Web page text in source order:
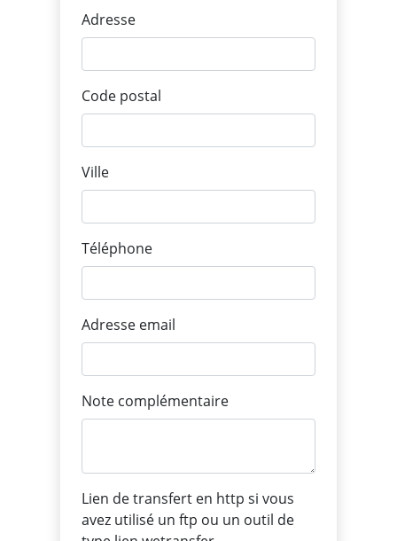
Adresse
Code postal
Ville
Téléphone
Adresse email
Note complémentaire
Lien de transfert en http si vous
avez utilisé un ftp ou un outil de